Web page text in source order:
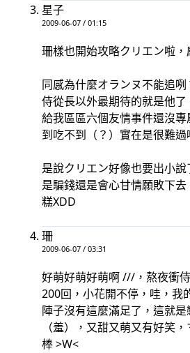
星子
2009-06-07 / 01:15
珊樣也開始攻略クリエン啦，
同感為什麼オランヌ不能追
侍從長以外最期待的就是他了
給我區區六個友情事件還沒
到吃不到（？）實在是很難
是說クリエン好像也要出小
是騙錢還是會心甘情願敗下
糕XDD
珊
2009-06-07 / 03:31
好萌好萌好萌啊 ///，熬夜衝
200回，小花開不停，哇，我
陣子沒有這麼滿足了，這就是
（羞），又甜又萌又有好笑
棒 >W<